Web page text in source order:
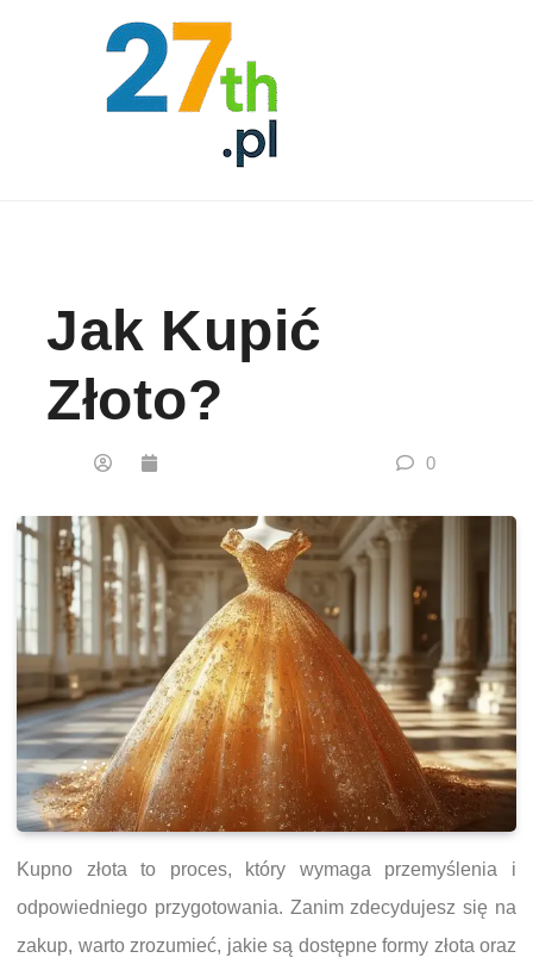
Jak Kupić
Złoto?
0
Kupno złota to proces, który wymaga przemyślenia i
odpowiedniego przygotowania. Zanim zdecydujesz się na
zakup, warto zrozumieć, jakie są dostępne formy złota oraz